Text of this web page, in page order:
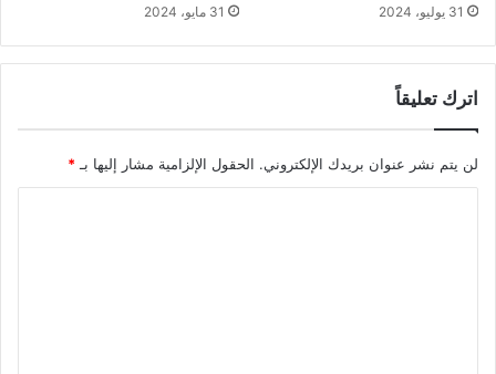
31 يوليو، 2024 31 مايو، 2024
اترك تعليقاً
لن يتم نشر عنوان بريدك الإلكتروني. الحقول الإلزامية مشار إليها بـ *